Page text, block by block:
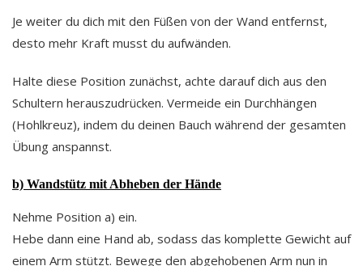
Je weiter du dich mit den Füßen von der Wand entfernst,
desto mehr Kraft musst du aufwänden.
Halte diese Position zunächst, achte darauf dich aus den
Schultern herauszudrücken. Vermeide ein Durchhängen
(Hohlkreuz), indem du deinen Bauch während der gesamten
Übung anspannst.
b) Wandstütz mit Abheben der Hände
Nehme Position a) ein.
Hebe dann eine Hand ab, sodass das komplette Gewicht auf
einem Arm stützt. Bewege den abgehobenen Arm nun in